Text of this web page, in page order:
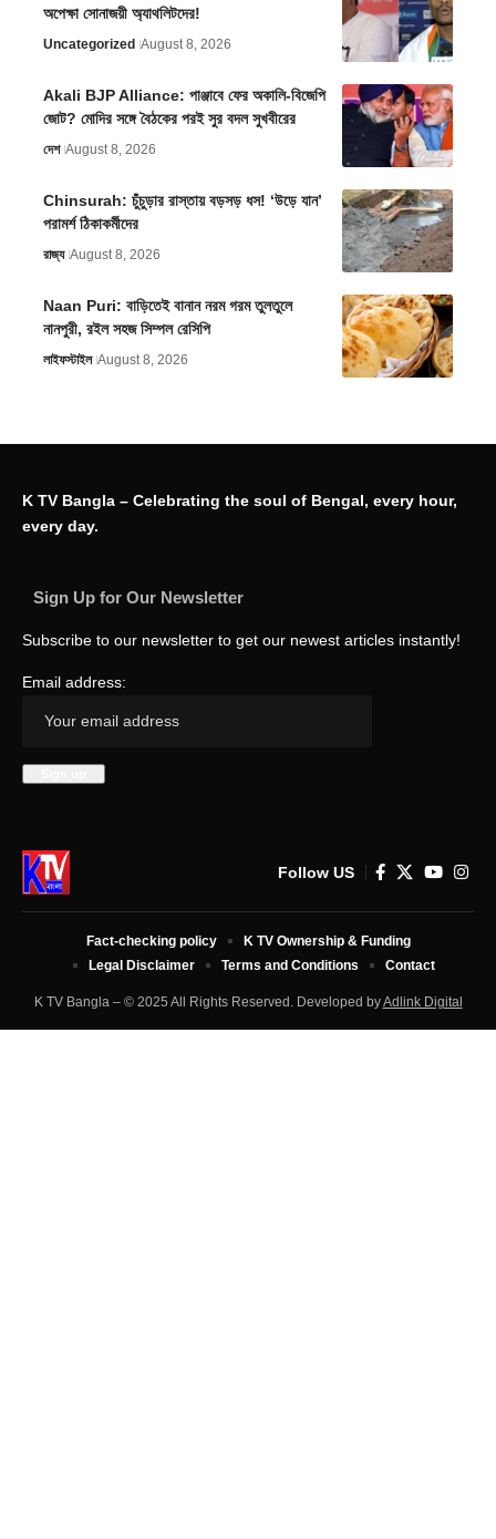
অপেক্ষা সোনাজয়ী অ্যাথলিটদের!
Uncategorized August 8, 2026
Akali BJP Alliance: পাঞ্জাবে ফের অকালি-বিজেপি
জোট? মোদির সঙ্গে বৈঠকের পরই সুর বদল সুখবীরের
দেশ August 8, 2026
Chinsurah: চুঁচুড়ার রাস্তায় বড়সড় ধস! ‘উড়ে যান’
পরামর্শ ঠিকাকর্মীদের
রাজ্য August 8, 2026
Naan Puri: বাড়িতেই বানান নরম গরম তুলতুলে
নানপুরী, রইল সহজ সিম্পল রেসিপি
লাইফস্টাইল August 8, 2026
K TV Bangla – Celebrating the soul of Bengal, every hour,
every day.
Sign Up for Our Newsletter
Subscribe to our newsletter to get our newest articles instantly!
Email address:
Follow US
K TV Bangla – © 2025 All Rights Reserved. Developed byAdlink Digital
Fact-checking policy
K TV Ownership & Funding
Legal Disclaimer
Terms and Conditions Contact